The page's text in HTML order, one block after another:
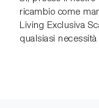
ricambio come
Living Exclusiva
qualsiasi